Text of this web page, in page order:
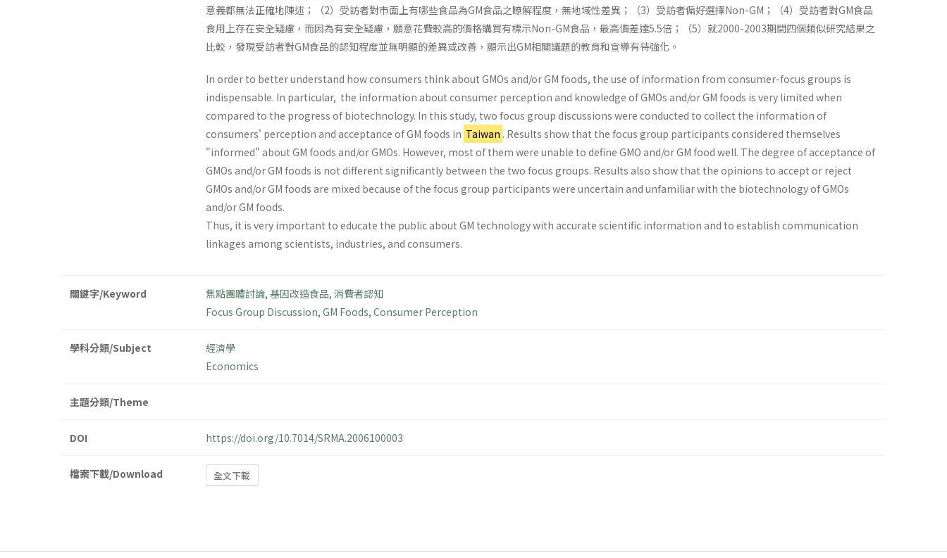
意義都無法正確地陳述；（2）受訪者對市面上有哪些食品為GM食品之瞭解程度，無地域性差異；（3）受訪者偏好選擇Non-GM；（4）受訪者對GM食品
食用上存在安全疑慮，而因為有安全疑慮，願意花費較高的價格購買有標示Non-GM食品，最高價差達5.5倍；（5）就2000-2003期間四個類似研究結果之
比較，發現受訪者對GM食品的認知程度並無明顯的差異或改善，顯示出GM相關議題的教育和宣導有待強化。
In order to better understand how consumers think about GMOs and/or GM foods, the use of information from consumer-focus groups is
indispensable. In particular, the information about consumer perception and knowledge of GMOs and/or GM foods is very limited when
compared to the progress of biotechnology. In this study, two focus group discussions were conducted to collect the information of
consumers' perception and acceptance of GM foods in Taiwan . Results show that the focus group participants considered themselves
"informed" about GM foods and/or GMOs. However, most of them were unable to define GMO and/or GM food well. The degree of acceptance of
GMOs and/or GM foods is not different significantly between the two focus groups. Results also show that the opinions to accept or reject
GMOs and/or GM foods are mixed because of the focus group participants were uncertain and unfamiliar with the biotechnology of GMOs
and/or GM foods.
Thus, it is very important to educate the public about GM technology with accurate scientific information and to establish communication
linkages among scientists, industries, and consumers.
關鍵字/Keyword 焦點團體討論, 基因改造食品, 消費者認知
Focus Group Discussion, GM Foods, Consumer Perception
學科分類/Subject
經濟學
Economics
主題分類/Theme
DOI https://doi.org/10.7014/SRMA.2006100003
檔案下載/Download 全文下載